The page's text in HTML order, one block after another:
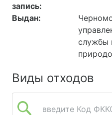
запись:
Выдан:
службы
Виды отходов
введите Код